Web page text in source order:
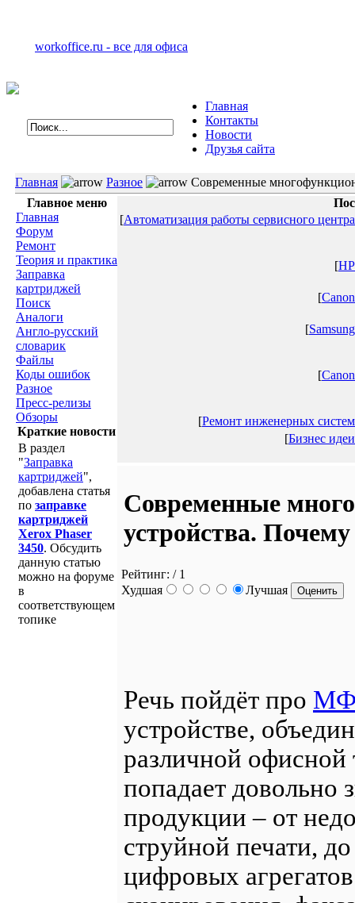
workoffice.ru - все для офиса
Главная
Контакты
Новости
Друзья сайта
Главная Разное
Современные
Главное меню
Главная
Форум
Ремонт
Теория и практика
Заправка
картриджей
Поиск
Аналоги
Англо-русский
словарик
Файлы
Коды ошибок
Разное
Пресс-релизы
Обзоры
Краткие новости
В раздел
"Заправка
картриджей",
добавлена статья
по заправке
картриджей
Xerox Phaser
3450. Обсудить
данную статью
можно на форуме
в
соответствующем
топике
[Автоматизация работы сервисного центра
[HP
[Canon
[Samsung
[Canon
[Ремонт инженерных систем
[Бизнес идеи
Современные
устройства.
Рейтинг: / 1
Худшая
Лучшая
Речь пойдёт про
устройстве,
различной офисной
попадает довольно
продукции – от
струйной печати,
цифровых